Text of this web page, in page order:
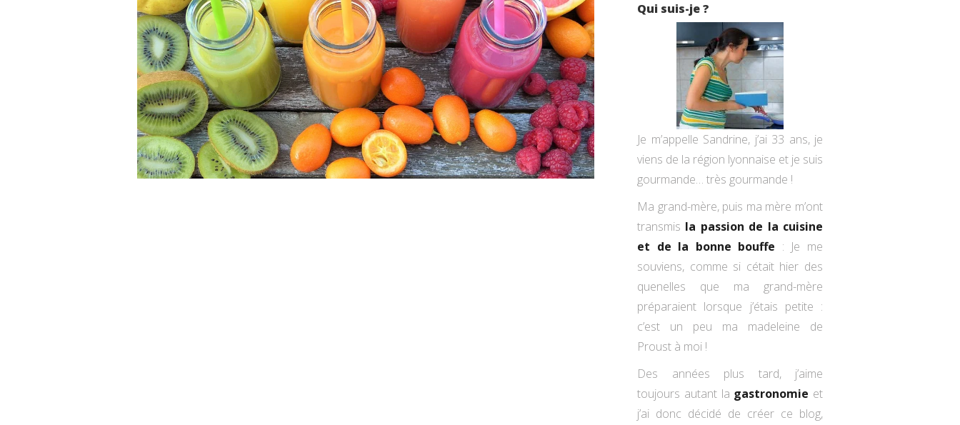
Qui suis-je ?
Je m’appelle Sandrine, j’ai 33 ans, je
viens de la région lyonnaise et je suis
gourmande… très gourmande !
Ma grand-mère, puis ma mère m’ont
transmis la passion de la cuisine
et de la bonne bouffe : Je me
souviens, comme si cétait hier des
quenelles que ma grand-mère
préparaient lorsque j’étais petite :
c’est un peu ma madeleine de
Proust à moi !
Des années plus tard, j’aime
toujours autant la gastronomie et
j’ai donc décidé de créer ce blog,